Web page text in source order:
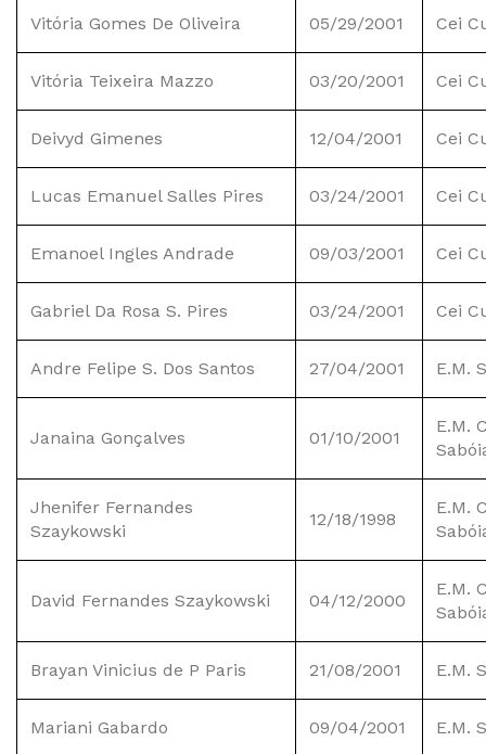
Vitória Gomes De Oliveira 05/29/2001 Cei
Vitória Teixeira Mazzo 03/20/2001 Cei
Deivyd Gimenes 12/04/2001 Cei
Lucas Emanuel Salles Pires 03/24/2001 Cei
Emanoel Ingles Andrade 09/03/2001 Cei
Gabriel Da Rosa S. Pires 03/24/2001 Cei
Andre Felipe S. Dos Santos 27/04/2001 E.M.
Janaina Gonçalves 01/10/2001
E.M.
Jhenifer Fernandes
Szaykowski
12/18/1998
E.M.
David Fernandes Szaykowski 04/12/2000
E.M.
Brayan Vinicius de P Paris 21/08/2001 E.M.
Mariani Gabardo 09/04/2001 E.M.